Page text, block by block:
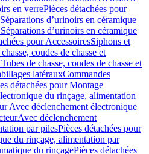
en verrePièces détachées pour
Séparations d’urinoirs en céramique
d’urinoirs en céramique
pour AccessoiresSiphons et
coudes de chasse et
de chasse, coudes de chasse et
latérauxCommandes
détachées pour Montage
du rinçage, alimentation
Avec déclenchement électronique
Avec déclenchement
par pilesPièces détachées pour
du rinçage, alimentation par
du rinçagePièces détachées